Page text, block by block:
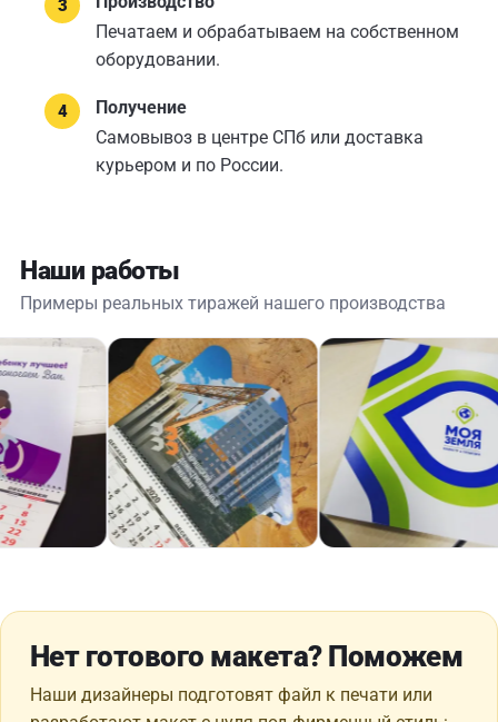
Печатаем и обрабатываем на собственном
оборудовании.
Получение
Самовывоз в центре СПб или доставка
курьером и по России.
Наши работы
Примеры реальных тиражей нашего производства
Нет готового макета? Поможем
Наши дизайнеры подготовят файл к печати или